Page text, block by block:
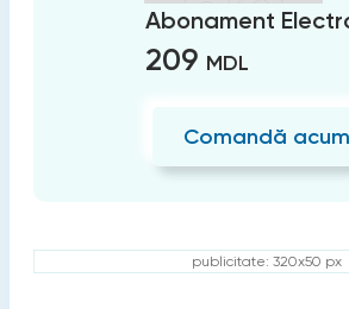
Abonament
209 MDL
Comandă acum
publicitate: 320x50 px